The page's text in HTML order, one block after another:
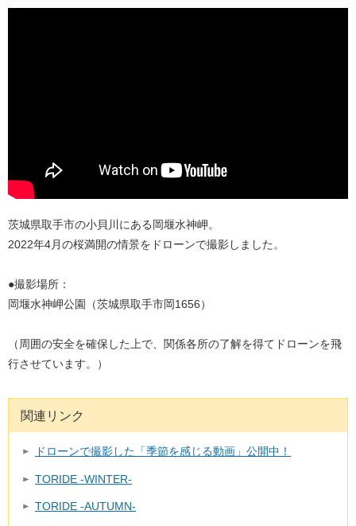
茨城県取手市の小貝川にある岡堰水神岬。
2022年4月の桜満開の情景をドローンで撮影しました。
●撮影場所：
岡堰水神岬公園（茨城県取手市岡1656）
（周囲の安全を確保した上で、関係各所の了解を得てドローンを飛
行させています。）
関連リンク
ドローンで撮影した「季節を感じる動画」公開中！
TORIDE -WINTER-
TORIDE -AUTUMN-